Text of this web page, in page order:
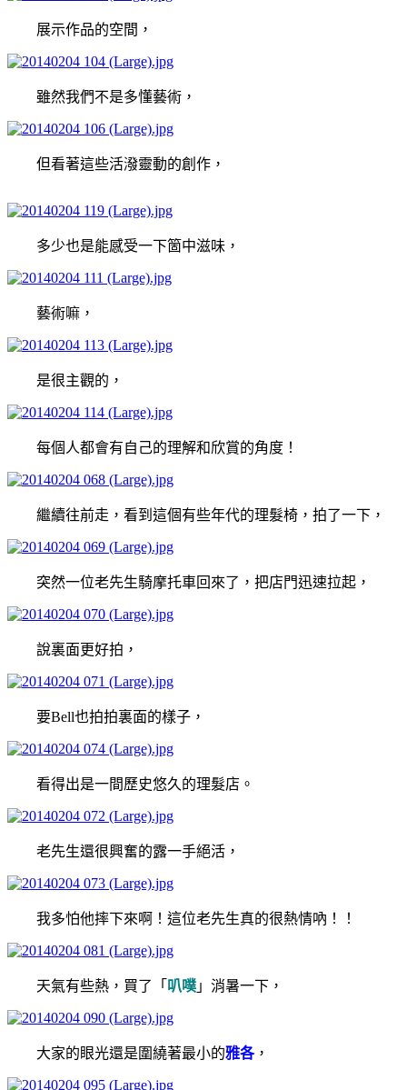
展示作品的空間，
雖然我們不是多懂藝術，
但看著這些活潑靈動的創作，
多少也是能感受一下箇中滋味，
藝術嘛，
是很主觀的，
每個人都會有自己的理解和欣賞的角度！
繼續往前走，看到這個有些年代的理髮椅，拍了一下，
突然一位老先生騎摩托車回來了，把店門迅速拉起，
說裏面更好拍，
要Bell也拍拍裏面的樣子，
看得出是一間歷史悠久的理髮店。
老先生還很興奮的露一手絕活，
我多怕他摔下來啊！這位老先生真的很熱情吶！！
天氣有些熱，買了「 叭噗 」消暑一下，
大家的眼光還是圍繞著最小的雅各，